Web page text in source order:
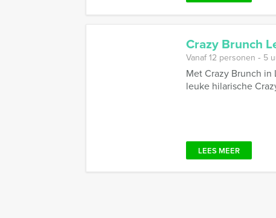
Crazy Brunch
Vanaf 12 personen ‐ 5
Met Crazy Brunch
leuke hilarische
LEES MEER